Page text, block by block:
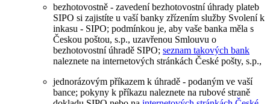
bezhotovostně - zavedení bezhotovostní úhrady plateb
SIPO si zajistíte u vaší banky zřízením služby Svolení k
inkasu - SIPO; podmínkou je, aby vaše banka měla s
Českou poštou, s.p., uzavřenou Smlouvu o
bezhotovostní úhradě SIPO; seznam takových bank
naleznete na internetových stránkách České pošty, s.p.,
jednorázovým příkazem k úhradě - podaným ve vaší
bance; pokyny k příkazu naleznete na rubové straně